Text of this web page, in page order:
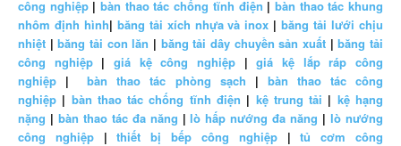
công nghiệp|bàn thao tác chống tĩnh điện | bàn thao tác khung
nhôm định hình| băng tải xích nhựa và inox |băng tải lưới chịu
nhiệt |băng tải con lăn | băng tải dây chuyền sản xuất |băng tải
công nghiệp|giá kệ công nghiệp |giá kệ lắp ráp công
nghiệp |bàn thao tác phòng sạch | bàn thao tác công
nghiệp | bàn thao tác chống tĩnh điện | kệ trung tải | kệ hạng
nặng | bàn thao tác đa năng |lò hấp nướng đa năng |lò nướng
công nghiệp|thiết bị bếp công nghiệp|tủ cơm công